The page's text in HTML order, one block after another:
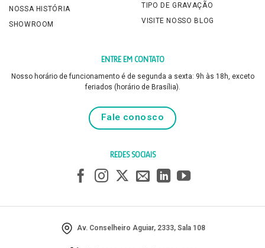
NOSSA HISTÓRIA
SHOWROOM
TIPO DE GRAVAÇÃO
VISITE NOSSO BLOG
ENTRE EM CONTATO
Nosso horário de funcionamento é de segunda a sexta: 9h às 18h, exceto
feriados (horário de Brasília).
Fale conosco
REDES SOCIAIS
Av. Conselheiro Aguiar, 2333, Sala 108